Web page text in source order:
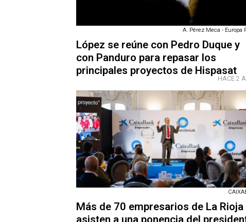
A. Pérez Meca - Europa
López se reúne con Pedro Duque y
con Panduro para repasar los
principales proyectos de Hispasat
HACE 2
Más de 70 empresarios de La Rioja